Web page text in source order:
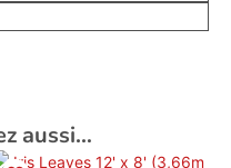
aussi…